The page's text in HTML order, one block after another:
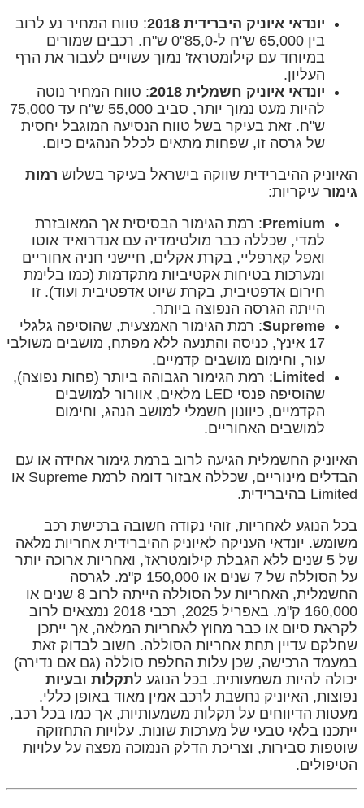
יונדאי איוניק היברידית 2018
: טווח המחיר נע לרוב
בין 65,000 ש"ח ל-85,0"0 ש"ח. רכבים שמורים
במיוחד עם קילומטראז' נמוך עשויים לעבור את הרף
העליון.
יונדאי איוניק חשמלית 2018
: טווח המחיר נוטה
להיות מעט נמוך יותר, סביב 55,000 ש"ח עד 75,000
ש"ח. זאת בעיקר בשל טווח הנסיעה המוגבל יחסית
של גרסה זו, שפחות מתאים לכלל הנהגים כיום.
האיוניק ההיברידית שווקה בישראל בעיקר בשלוש רמות
גימור עיקריות:
Premium: רמת הגימור הבסיסית אך המאובזרת
למדי, שכללה כבר מולטימדיה עם אנדרואיד אוטו
ואפל קארפליי, בקרת אקלים, חיישני חניה אחוריים
ומערכות בטיחות אקטיביות מתקדמות (כמו בלימת
חירום אדפטיבית, בקרת שיוט אדפטיבית ועוד). זו
הייתה הגרסה הנפוצה ביותר.
Supreme: רמת הגימור האמצעית, שהוסיפה גלגלי
17 אינץ', כניסה והתנעה ללא מפתח, מושבים משולבי
עור, וחימום מושבים קדמיים.
Limited: רמת הגימור הגבוהה ביותר (פחות נפוצה),
שהוסיפה פנסי LED מלאים, אוורור למושבים
הקדמיים, כיוונון חשמלי למושב הנהג, וחימום
למושבים האחוריים.
האיוניק החשמלית הגיעה לרוב ברמת גימור אחידה או עם
הבדלים מינוריים, שכללה אבזור דומה לרמת Supreme או
Limited בהיברידית.
בכל הנוגע לאחריות, זוהי נקודה חשובה ברכישת רכב
משומש. יונדאי העניקה לאיוניק ההיברידית אחריות מלאה
של 5 שנים ללא הגבלת קילומטראז', ואחריות ארוכה יותר
על הסוללה של 7 שנים או 150,000 ק"מ. לגרסה
החשמלית, האחריות על הסוללה הייתה לרוב 8 שנים או
160,000 ק"מ. באפריל 2025, רכבי 2018 נמצאים לרוב
לקראת סיום או כבר מחוץ לאחריות המלאה, אך ייתכן
שחלקם עדיין תחת אחריות הסוללה. חשוב לבדוק זאת
במעמד הרכישה, שכן עלות החלפת סוללה (גם אם נדירה)
יכולה להיות משמעותית. בכל הנוגע לתקלות ובעיות
נפוצות, האיוניק נחשבת לרכב אמין מאוד באופן כללי.
מעטות הדיווחים על תקלות משמעותיות, אך כמו בכל רכב,
ייתכנו בלאי טבעי של מערכות שונות. עלויות התחזוקה
שוטפות סבירות, וצריכת הדלק הנמוכה מפצה על עלויות
הטיפולים.